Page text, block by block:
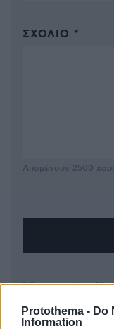
Protothema - Do
Information
ΣΧΌΛΙΟ *
Απομένουν 2500
* Υποχρεωτικά πεδία